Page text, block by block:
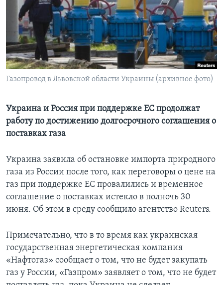
Learning English
СОЦИАЛЬНЫЕ СЕТИ
Газопровод в Львовской области Украины (архивное фото)
Украина и Россия при поддержке ЕC продолжат
работу по достижению долгосрочного соглашения о
поставках газа
Украина заявила об остановке импорта природного
газа из России после того, как переговоры о цене на
газ при поддержке ЕС провалились и временное
соглашение о поставках истекло в полночь 30
июня. Об этом в среду сообщило агентство Reuters.
Примечательно, что в то время как украинская
государственная энергетическая компания
«Нафтогаз» сообщает о том, что не будет закупать
газ у России, «Газпром» заявляет о том, что не будет